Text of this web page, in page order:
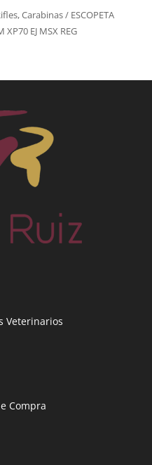
Carabinas/ ESCOPETA
XP70 EJ MSX REG
Veterinarios
Compra